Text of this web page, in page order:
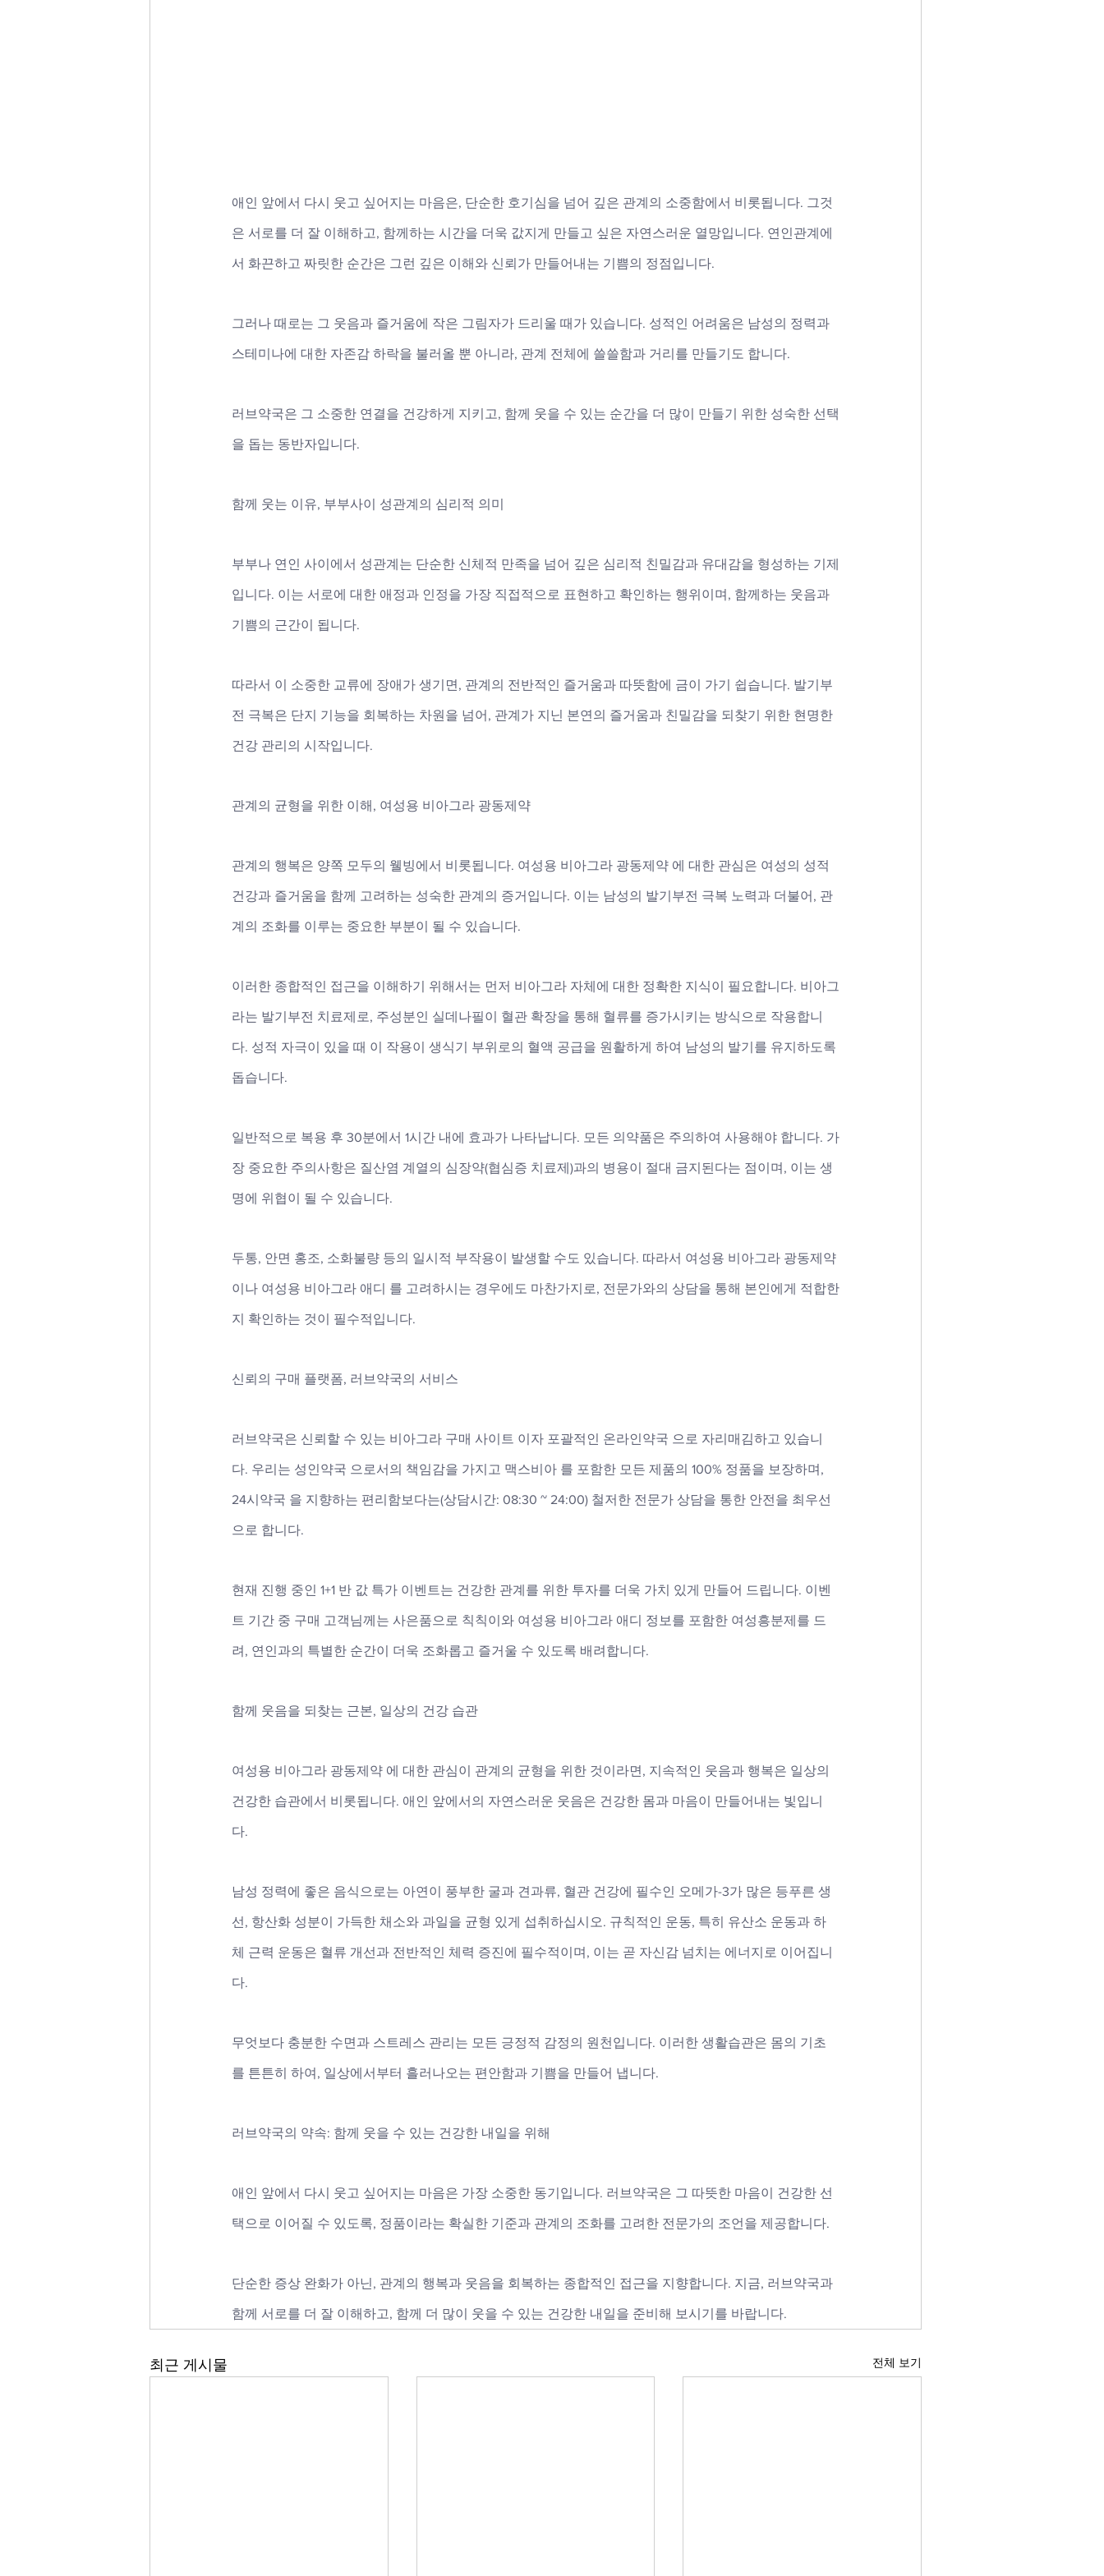
애인 앞에서 다시 웃고 싶어지는 마음은, 단순한 호기심을 넘어 깊은 관계의 소중함에서 비롯됩니다. 그것
은 서로를 더 잘 이해하고, 함께하는 시간을 더욱 값지게 만들고 싶은 자연스러운 열망입니다. 연인관계에
서 화끈하고 짜릿한 순간은 그런 깊은 이해와 신뢰가 만들어내는 기쁨의 정점입니다.
그러나 때로는 그 웃음과 즐거움에 작은 그림자가 드리울 때가 있습니다. 성적인 어려움은 남성의 정력과
스테미나에 대한 자존감 하락을 불러올 뿐 아니라, 관계 전체에 쓸쓸함과 거리를 만들기도 합니다.
러브약국은 그 소중한 연결을 건강하게 지키고, 함께 웃을 수 있는 순간을 더 많이 만들기 위한 성숙한 선택
을 돕는 동반자입니다.
함께 웃는 이유, 부부사이 성관계의 심리적 의미
부부나 연인 사이에서 성관계는 단순한 신체적 만족을 넘어 깊은 심리적 친밀감과 유대감을 형성하는 기제
입니다. 이는 서로에 대한 애정과 인정을 가장 직접적으로 표현하고 확인하는 행위이며, 함께하는 웃음과
기쁨의 근간이 됩니다.
따라서 이 소중한 교류에 장애가 생기면, 관계의 전반적인 즐거움과 따뜻함에 금이 가기 쉽습니다. 발기부
전 극복은 단지 기능을 회복하는 차원을 넘어, 관계가 지닌 본연의 즐거움과 친밀감을 되찾기 위한 현명한
건강 관리의 시작입니다.
관계의 균형을 위한 이해, 여성용 비아그라 광동제약
관계의 행복은 양쪽 모두의 웰빙에서 비롯됩니다. 여성용 비아그라 광동제약 에 대한 관심은 여성의 성적
건강과 즐거움을 함께 고려하는 성숙한 관계의 증거입니다. 이는 남성의 발기부전 극복 노력과 더불어, 관
계의 조화를 이루는 중요한 부분이 될 수 있습니다.
이러한 종합적인 접근을 이해하기 위해서는 먼저 비아그라 자체에 대한 정확한 지식이 필요합니다. 비아그
라는 발기부전 치료제로, 주성분인 실데나필이 혈관 확장을 통해 혈류를 증가시키는 방식으로 작용합니
다. 성적 자극이 있을 때 이 작용이 생식기 부위로의 혈액 공급을 원활하게 하여 남성의 발기를 유지하도록
돕습니다.
일반적으로 복용 후 30분에서 1시간 내에 효과가 나타납니다. 모든 의약품은 주의하여 사용해야 합니다. 가
장 중요한 주의사항은 질산염 계열의 심장약(협심증 치료제)과의 병용이 절대 금지된다는 점이며, 이는 생
명에 위협이 될 수 있습니다.
두통, 안면 홍조, 소화불량 등의 일시적 부작용이 발생할 수도 있습니다. 따라서 여성용 비아그라 광동제약
이나 여성용 비아그라 애디 를 고려하시는 경우에도 마찬가지로, 전문가와의 상담을 통해 본인에게 적합한
지 확인하는 것이 필수적입니다.
신뢰의 구매 플랫폼, 러브약국의 서비스
러브약국은 신뢰할 수 있는 비아그라 구매 사이트 이자 포괄적인 온라인약국 으로 자리매김하고 있습니
다. 우리는 성인약국 으로서의 책임감을 가지고 맥스비아 를 포함한 모든 제품의 100% 정품을 보장하며,
24시약국 을 지향하는 편리함보다는(상담시간: 08:30 ~ 24:00) 철저한 전문가 상담을 통한 안전을 최우선
으로 합니다.
현재 진행 중인 1+1 반 값 특가 이벤트는 건강한 관계를 위한 투자를 더욱 가치 있게 만들어 드립니다. 이벤
트 기간 중 구매 고객님께는 사은품으로 칙칙이와 여성용 비아그라 애디 정보를 포함한 여성흥분제를 드
려, 연인과의 특별한 순간이 더욱 조화롭고 즐거울 수 있도록 배려합니다.
함께 웃음을 되찾는 근본, 일상의 건강 습관
여성용 비아그라 광동제약 에 대한 관심이 관계의 균형을 위한 것이라면, 지속적인 웃음과 행복은 일상의
건강한 습관에서 비롯됩니다. 애인 앞에서의 자연스러운 웃음은 건강한 몸과 마음이 만들어내는 빛입니
다.
남성 정력에 좋은 음식으로는 아연이 풍부한 굴과 견과류, 혈관 건강에 필수인 오메가-3가 많은 등푸른 생
선, 항산화 성분이 가득한 채소와 과일을 균형 있게 섭취하십시오. 규칙적인 운동, 특히 유산소 운동과 하
체 근력 운동은 혈류 개선과 전반적인 체력 증진에 필수적이며, 이는 곧 자신감 넘치는 에너지로 이어집니
다.
무엇보다 충분한 수면과 스트레스 관리는 모든 긍정적 감정의 원천입니다. 이러한 생활습관은 몸의 기초
를 튼튼히 하여, 일상에서부터 흘러나오는 편안함과 기쁨을 만들어 냅니다.
러브약국의 약속: 함께 웃을 수 있는 건강한 내일을 위해
애인 앞에서 다시 웃고 싶어지는 마음은 가장 소중한 동기입니다. 러브약국은 그 따뜻한 마음이 건강한 선
택으로 이어질 수 있도록, 정품이라는 확실한 기준과 관계의 조화를 고려한 전문가의 조언을 제공합니다.
단순한 증상 완화가 아닌, 관계의 행복과 웃음을 회복하는 종합적인 접근을 지향합니다. 지금, 러브약국과
함께 서로를 더 잘 이해하고, 함께 더 많이 웃을 수 있는 건강한 내일을 준비해 보시기를 바랍니다.
최근 게시물 전체 보기